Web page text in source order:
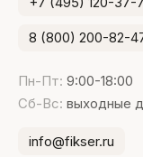
8 (800) 200-82-
Пн-Пт: 9:00-18:00
Сб-Вс: выходные
info@fikser.ru